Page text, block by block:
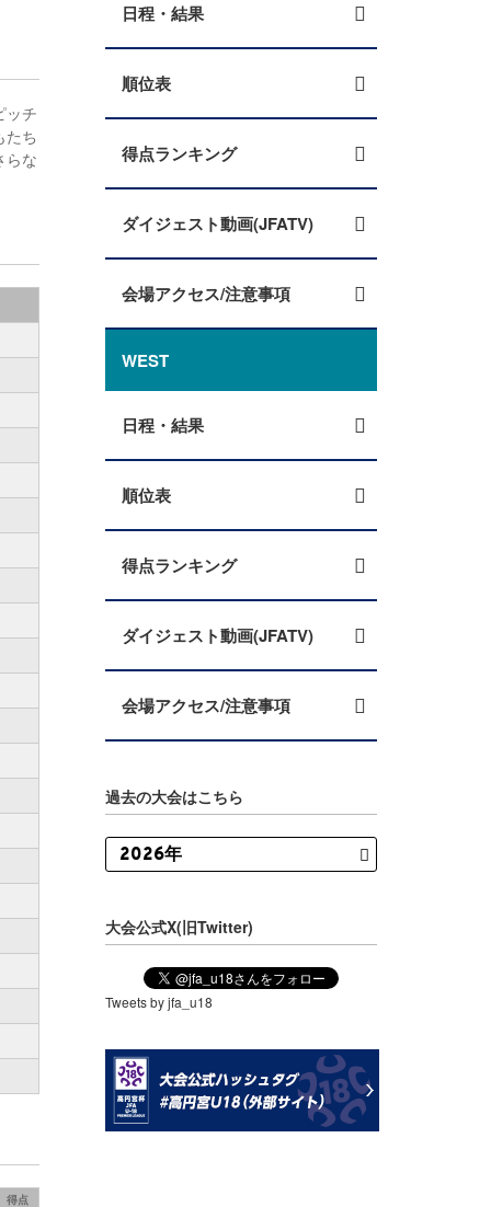
ッチ
たち
らな
得点
日程・結果
順位表
得点ランキング
ダイジェスト動画(JFATV)
会場アクセス/注意事項
WEST
日程・結果
順位表
得点ランキング
ダイジェスト動画(JFATV)
会場アクセス/注意事項
過去の大会はこちら
大会公式X(旧Twitter)
Tweets by jfa_u18